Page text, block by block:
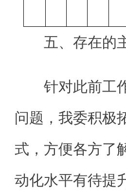
五、存在的
针对此前工
问题，我委积极
式，方便各方了
动化水平有待提